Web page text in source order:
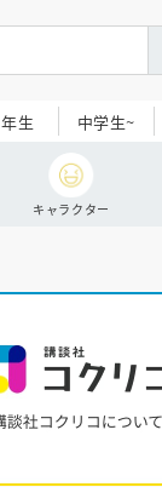
年生 中学生~
キャラクター